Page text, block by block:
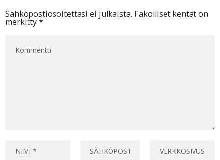
Sähköpostiosoitettasi ei julkaista. Pakolliset kentät on
merkitty*